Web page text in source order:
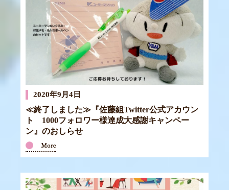
2020年9月4日
≪終了しました≫『佐藤組Twitter公式アカウン
ト 1000フォロワー様達成大感謝キャンペー
ン』のおしらせ